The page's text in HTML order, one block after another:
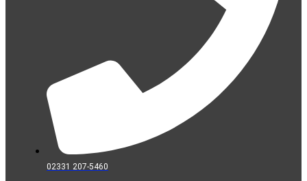
02331 207-5460